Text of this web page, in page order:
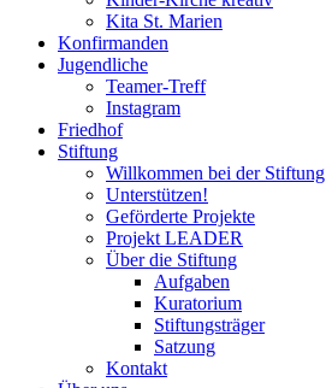
Kita St. Marien
Konfirmanden
Jugendliche
Teamer-Treff
Instagram
Friedhof
Stiftung
Willkommen bei der Stiftung
Unterstützen!
Geförderte Projekte
Projekt LEADER
Über die Stiftung
Aufgaben
Kuratorium
Stiftungsträger
Satzung
Kontakt